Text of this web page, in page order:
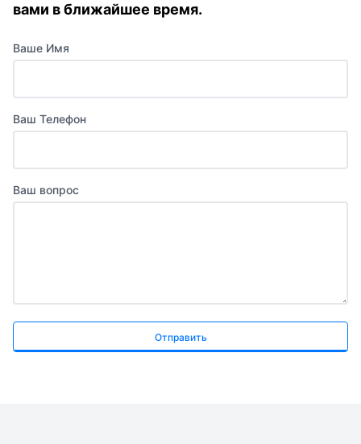
вами в ближайшее время.
Ваше Имя
Ваш Телефон
Ваш вопрос
Отправить